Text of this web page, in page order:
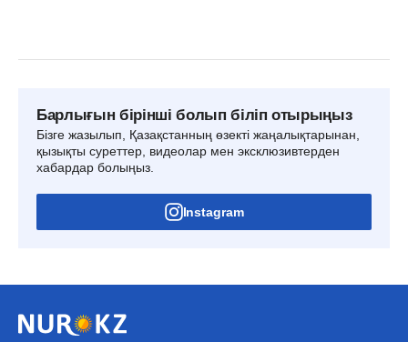
Барлығын бірінші болып біліп отырыңыз
Бізге жазылып, Қазақстанның өзекті жаңалықтарынан,
қызықты суреттер, видеолар мен эксклюзивтерден
хабардар болыңыз.
Instagram